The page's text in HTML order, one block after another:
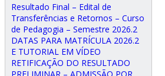
Resultado Final – Edital de
Transferências e Retornos – Curso
de Pedagogia – Semestre 2026.2
DATAS PARA MATRÍCULA 2026.2
E TUTORIAL EM VÍDEO
RETIFICAÇÃO DO RESULTADO